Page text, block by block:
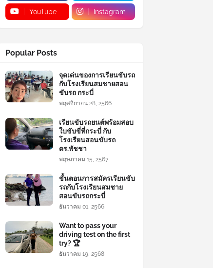
YouTube Instagram
Popular Posts
จุดเด่นของการเรียนขับรถ
กับโรงเรียนสมชายสอน
ขับรถ กระบี่
พฤศจิกายน 28, 2566
เรียนขับรถยนต์พร้อมสอบ
ใบขับขี่ที่กระบี่ กับ
โรงเรียนสอนขับรถ
ดร.พัชชา
พฤษภาคม 15, 2567
ขั้นตอนการสมัครเรียนขับ
รถกับโรงเรียนสมชาย
สอนขับรถกระบี่
ธันวาคม 01, 2566
Want to pass your
driving test on the first
try? 🏆
ธันวาคม 19, 2568